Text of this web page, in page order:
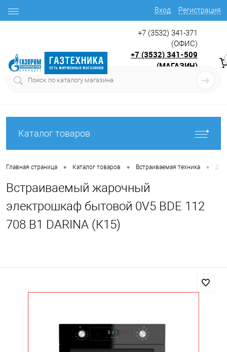
Вход Регистрация
+7 (3532) 341-371
(ОФИС)
+7 (3532) 341-509
(МАГАЗИН)
Каталог товаров
Главная страница • Каталог товаров • Встраиваемая техника •
Встраиваемый жарочный
электрошкаф бытовой 0V5 BDE 112
708 B1 DARINA (К15)